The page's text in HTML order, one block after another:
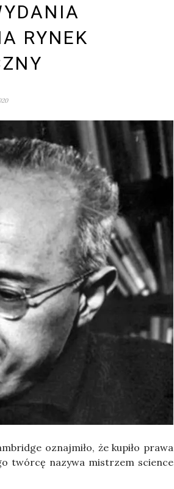
RYNEK
oznaj­mi­ło, że kupi­ło pra­wa
twór­cę nazy­wa mistrzem scien­ce